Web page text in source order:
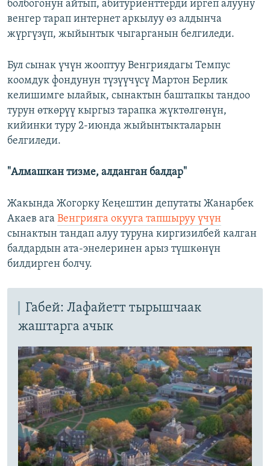
болбогонун айтып, абитуриенттерди иргеп алууну
венгер тарап интернет аркылуу өз алдынча
жүргүзүп, жыйынтык чыгарганын белгиледи.
Бул сынак үчүн жооптуу Венгриядагы Темпус
коомдук фондунун түзүүчүсү Мартон Берлик
келишимге ылайык, сынактын баштапкы тандоо
турун өткөрүү кыргыз тарапка жүктөлгөнүн,
кийинки туру 2-июнда жыйынтыкталарын
белгиледи.
"Алмашкан тизме, алданган балдар"
Жакында Жогорку Кеңештин депутаты Жанарбек
Акаев ага Венгрияга окууга тапшыруу үчүн
сынактын тандап алуу туруна киргизилбей калган
балдардын ата-энелеринен арыз түшкөнүн
билдирген болчу.
Габей: Лафайетт тырышчаак
жаштарга ачык